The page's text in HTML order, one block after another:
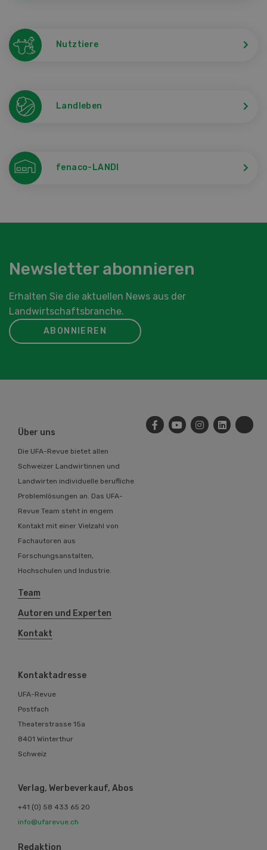
Nutztiere
Landleben
fenaco-LANDI
Newsletter abonnieren
Erhalten Sie die aktuellen News aus der
Landwirtschaftsbranche.
ABONNIEREN
Über uns
Die UFA-Revue bietet allen
Schweizer Landwirtinnen und
Landwirten individuelle berufliche
Problemlösungen an. Das UFA-
Revue Team steht in engem
Kontakt mit einer Vielzahl von
Fachautoren aus
Forschungsanstalten,
Hochschulen und Industrie.
Team
Autoren und Experten
Kontakt
Kontaktadresse
UFA-Revue
Postfach
Theaterstrasse 15a
8401 Winterthur
Schweiz
Verlag, Werbeverkauf, Abos
+41 (0) 58 433 65 20
info@ufarevue.ch
Redaktion